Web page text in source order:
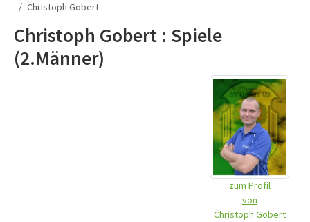
Christoph Gobert
Christoph Gobert : Spiele
(2.Männer)
zum Profil
von
Christoph Gobert